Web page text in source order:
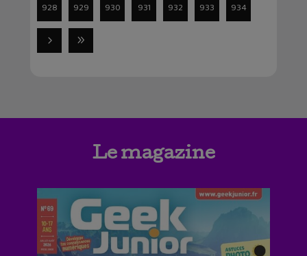
928 929 930 931 932 933 934
Le magazine